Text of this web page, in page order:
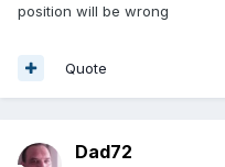
position will be wrong
Quote
Dad72